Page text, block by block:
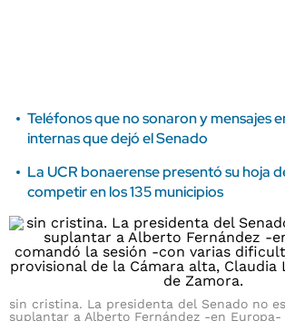
Teléfonos que no sonaron y mensajes
internas que dejó el Senado
La UCR bonaerense presentó su hoja
competir en los 135 municipios
sin cristina. La presidenta del Senado no
suplantar a Alberto Fernández -en Europa-